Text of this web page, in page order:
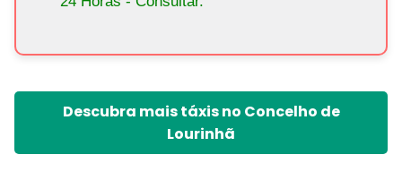
Descubra mais táxis no Concelho de
Lourinhã